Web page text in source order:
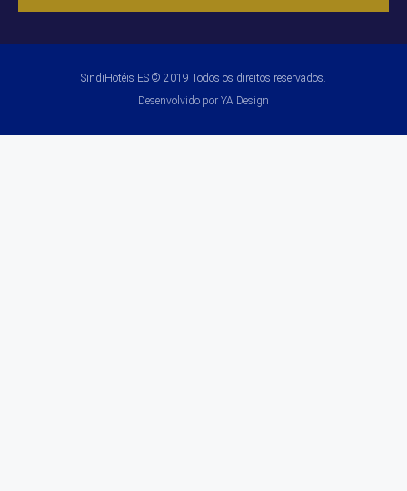
SindiHotéis ES © 2019 Todos os direitos reservados.
Desenvolvido por YA Design